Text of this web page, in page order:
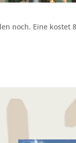
noch. Eine kostet